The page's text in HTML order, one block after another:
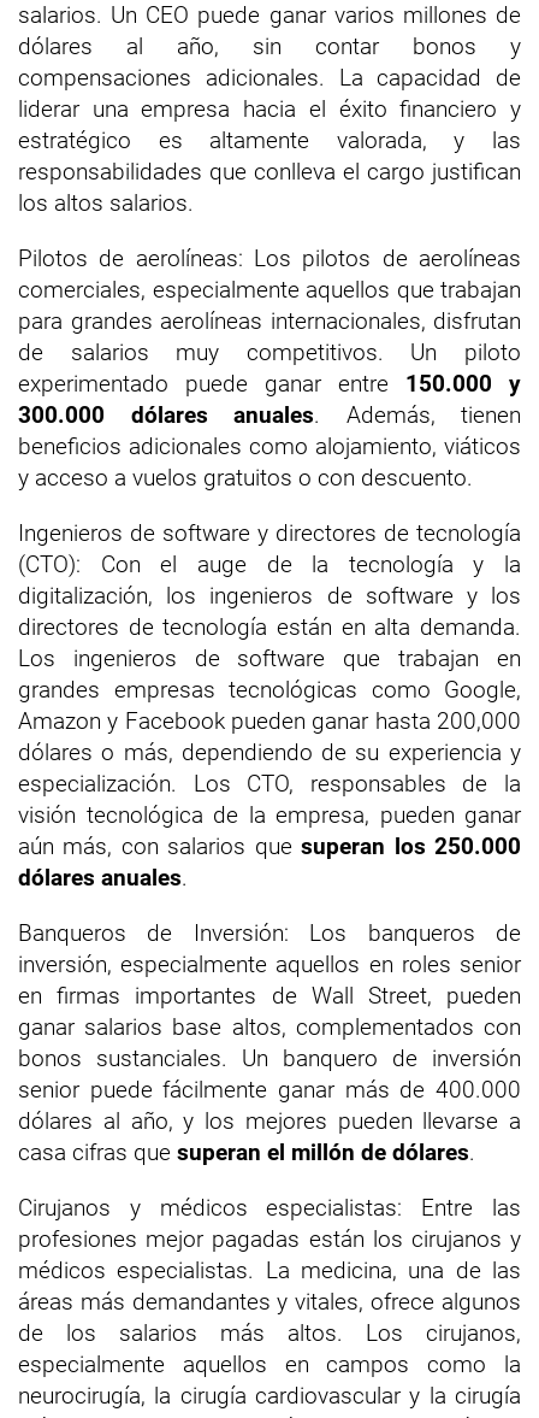
salarios. Un CEO puede ganar varios millones de
dólares al año, sin contar bonos y
compensaciones adicionales. La capacidad de
liderar una empresa hacia el éxito financiero y
estratégico es altamente valorada, y las
responsabilidades que conlleva el cargo justifican
los altos salarios.
Pilotos de aerolíneas: Los pilotos de aerolíneas
comerciales, especialmente aquellos que trabajan
para grandes aerolíneas internacionales, disfrutan
de salarios muy competitivos. Un piloto
experimentado puede ganar entre 150.000 y
300.000 dólares anuales. Además, tienen
beneficios adicionales como alojamiento, viáticos
y acceso a vuelos gratuitos o con descuento.
Ingenieros de software y directores de tecnología
(CTO): Con el auge de la tecnología y la
digitalización, los ingenieros de software y los
directores de tecnología están en alta demanda.
Los ingenieros de software que trabajan en
grandes empresas tecnológicas como Google,
Amazon y Facebook pueden ganar hasta 200,000
dólares o más, dependiendo de su experiencia y
especialización. Los CTO, responsables de la
visión tecnológica de la empresa, pueden ganar
aún más, con salarios que superan los 250.000
dólares anuales.
Banqueros de Inversión: Los banqueros de
inversión, especialmente aquellos en roles senior
en firmas importantes de Wall Street, pueden
ganar salarios base altos, complementados con
bonos sustanciales. Un banquero de inversión
senior puede fácilmente ganar más de 400.000
dólares al año, y los mejores pueden llevarse a
casa cifras que superan el millón de dólares.
Cirujanos y médicos especialistas: Entre las
profesiones mejor pagadas están los cirujanos y
médicos especialistas. La medicina, una de las
áreas más demandantes y vitales, ofrece algunos
de los salarios más altos. Los cirujanos,
especialmente aquellos en campos como la
neurocirugía, la cirugía cardiovascular y la cirugía